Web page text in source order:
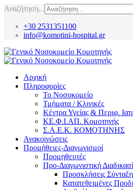
Αναζήτηση...
+30 2531351100
info@komotini-hospital.gr
Αρχική
Πληροφορίες
Το Νοσοκομείο
Τμήματα / Κλινικές
Κέντρα Υγείας & Περιφ.
ΚΕ.Φ.Ι.ΑΠ. Κομοτηνής
Σ.Α.Ε.Κ. ΚΟΜΟΤΗΝΗΣ
Ανακοινώσεις
Προμήθειες-Διαγωνισμοί
Προμηθευτές
Προ-Διαγωνιστική
Προσκλήσεις
Κατατεθειμένες